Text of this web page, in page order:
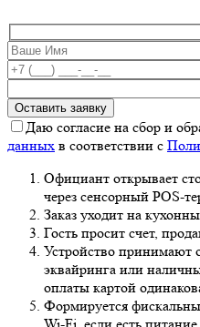
Даю согласие на сбор и
данных в соответствии с
Официант открывает
через сенсорный POS-
Заказ уходит на
Гость просит счет,
Устройство принимают
эквайринга или
оплаты картой
Формируется